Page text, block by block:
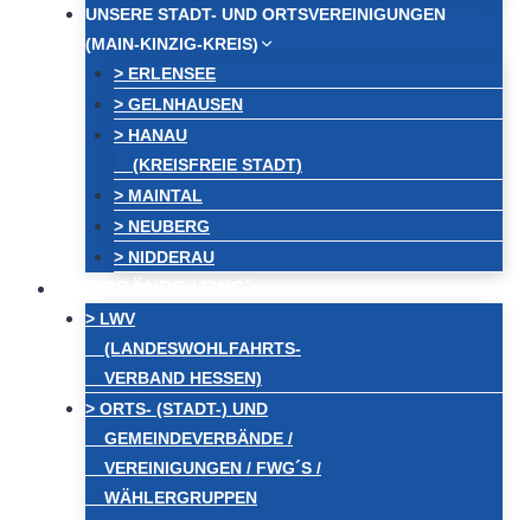
UNSERE STADT- UND ORTSVEREINIGUNGEN
(MAIN-KINZIG-KREIS)
> ERLENSEE
> GELNHAUSEN
> HANAU
(KREISFREIE STADT)
> MAINTAL
> NEUBERG
> NIDDERAU
> LWV
(LANDESWOHLFAHRTS-
VERBAND HESSEN)
> ORTS- (STADT-) UND
GEMEINDEVERBÄNDE /
VEREINIGUNGEN / FWG´S /
WÄHLERGRUPPEN